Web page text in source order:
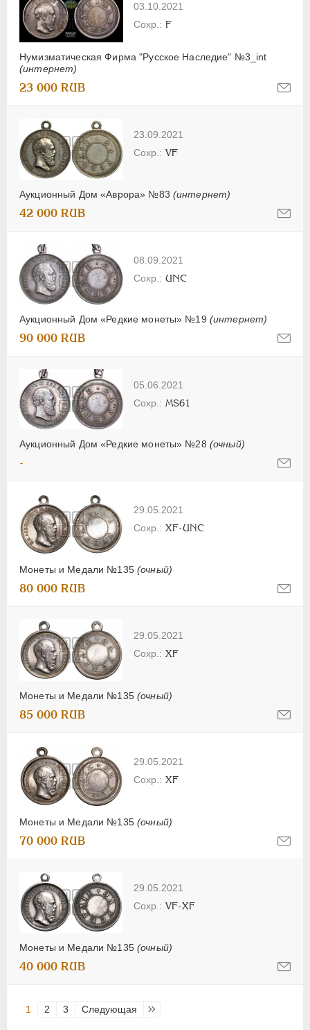
03.10.2021
Нумизматическая Фирма "Русское Наследие" №3_int
(интернет)
F
23 000 RUB
23.09.2021
Аукционный Дом «Аврора» №83 (интернет)
VF
42 000 RUB
08.09.2021
Аукционный Дом «Редкие монеты» №19 (интернет)
UNC
90 000 RUB
05.06.2021
Аукционный Дом «Редкие монеты» №28 (очный)
MS61
-
29.05.2021
Монеты и Медали №135 (очный)
XF-UNC
80 000 RUB
29.05.2021
Монеты и Медали №135 (очный)
XF
85 000 RUB
29.05.2021
Монеты и Медали №135 (очный)
XF
70 000 RUB
29.05.2021
Монеты и Медали №135 (очный)
VF-XF
40 000 RUB
1 2 3 Следующая Последняя